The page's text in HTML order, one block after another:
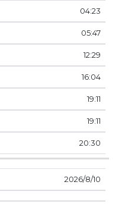
04:23
05:47
12:29
16:04
19:11
19:11
20:30
10‏‏/8‏‏/2026